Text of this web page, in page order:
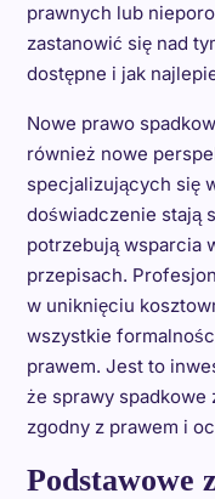
prawnych lub
zastanowić się nad
dostępne i jak
Nowe prawo
również nowe
specjalizujących się
doświadczenie stają
potrzebują wsparcia
przepisach.
w uniknięciu
wszystkie
prawem. Jest to
że sprawy spadkowe
zgodny z prawem i
Podstawowe